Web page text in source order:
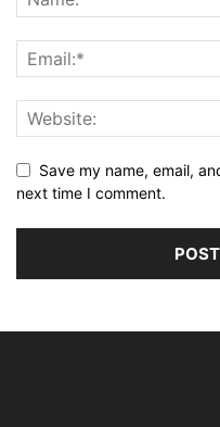
Save my name, email,
next time I comment.